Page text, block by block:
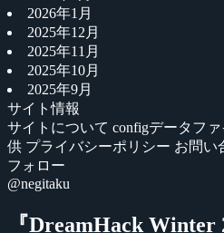
2026年1月
2025年12月
2025年11月
2025年10月
2025年9月
サイト情報
サイトについて configデータフ
供 プライバシーポリシー お問い
フォロー
@negitaku
『DreamHack Winter